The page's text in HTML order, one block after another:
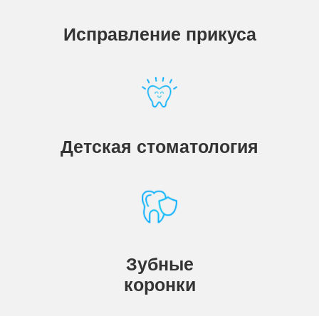
Исправление прикуса
Детская стоматология
Зубные
коронки